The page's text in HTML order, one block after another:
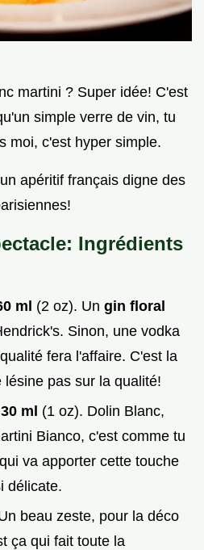
martini ? Super idée! C'est
simple verre de vin, tu
moi, c'est hyper simple.
apéritif français digne des
Ingrédients
ml (2 oz). Un gin floral
Sinon, une vodka
fera l'affaire. C'est la
lésine pas sur la qualité!
30 ml (1 oz). Dolin Blanc,
Bianco, c'est comme tu
va apporter cette touche
délicate.
beau zeste, pour la déco
ça qui fait toute la